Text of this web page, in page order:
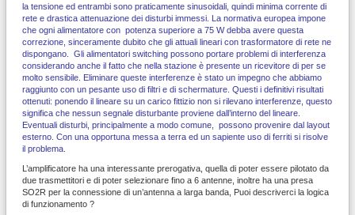
la tensione ed entrambi sono praticamente sinusoidali, quindi minima corrente di
rete e drastica attenuazione dei disturbi immessi. La normativa europea impone
che ogni alimentatore con potenza superiore a 75 W debba avere questa
correzione, sinceramente dubito che gli attuali lineari con trasformatore di rete ne
dispongano. Gli alimentatori switching possono portare problemi di interferenza
considerando anche il fatto che nella stazione è presente un ricevitore di per se
molto sensibile. Eliminare queste interferenze è stato un impegno che abbiamo
raggiunto con un pesante uso di filtri e di schermature. Questi i definitivi risultati
ottenuti: ponendo il lineare su un carico fittizio non si rilevano interferenze, questo
significa che nessun segnale disturbante proviene dall’interno del lineare.
Eventuali disturbi, principalmente a modo comune, possono provenire dal layout
esterno. Con una opportuna messa a terra ed un sapiente uso di ferriti si risolve
il problema.
L’amplificatore ha una interessante prerogativa, quella di poter essere pilotato da
due trasmettitori e di poter selezionare fino a 6 antenne, inoltre ha una presa
SO2R per la connessione di un’antenna a larga banda, Puoi descriverci la logica
di funzionamento ?